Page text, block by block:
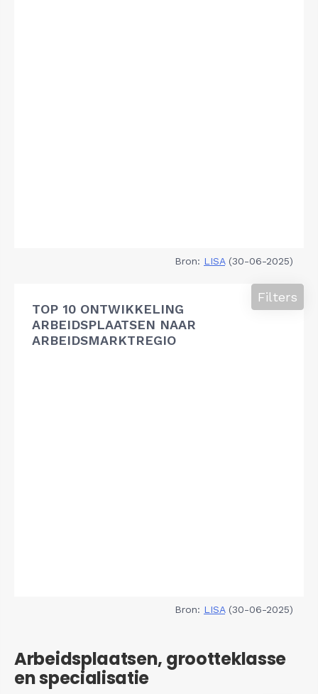
Bron: LISA(30-06-2025)
TOP 10 ONTWIKKELING
ARBEIDSPLAATSEN NAAR
ARBEIDSMARKTREGIO
Filters
Bron: LISA(30-06-2025)
Arbeidsplaatsen, grootteklasse
en specialisatie